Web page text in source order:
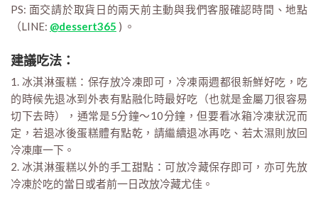
PS: 面交請於取貨日的兩天前主動與我們客服確認時間、地點
（LINE: @dessert365 ) 。
建議吃法：
1. 冰淇淋蛋糕：保存放冷凍即可，冷凍兩週都很新鮮好吃，吃
的時候先退冰到外表有點融化時最好吃（也就是金屬刀很容易
切下去時），通常是5分鐘～10分鐘，但要看冰箱冷凍狀況而
定，若退冰後蛋糕體有點乾，請繼續退冰再吃、若太濕則放回
冷凍庫一下。
2. 冰淇淋蛋糕以外的手工甜點：可放冷藏保存即可，亦可先放
冷凍於吃的當日或者前一日改放冷藏尤佳。